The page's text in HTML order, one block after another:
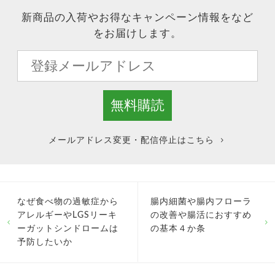
新商品の入荷やお得なキャンペーン情報をなど
をお届けします。
メールアドレス変更・配信停止はこちら
なぜ食べ物の過敏症から
アレルギーやLGSリーキ
ーガットシンドロームは
予防したいか
腸内細菌や腸内フローラ
の改善や腸活におすすめ
の基本４か条